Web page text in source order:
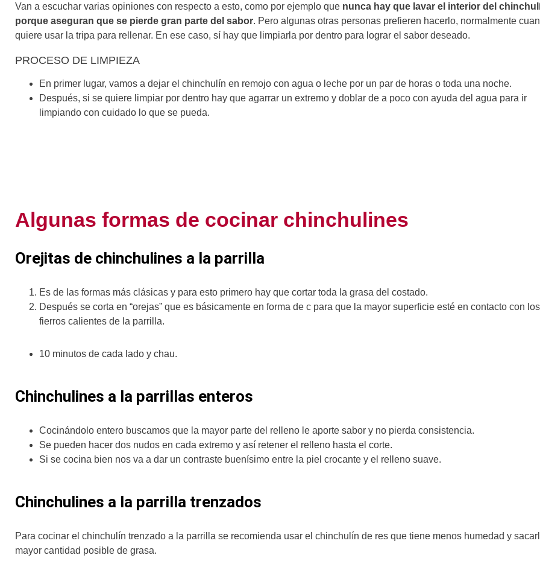
Van a escuchar varias opiniones con respecto a esto, como por ejemplo que nunca hay que lavar el interior del
porque aseguran que se pierde gran parte del sabor. Pero algunas otras personas prefieren hacerlo, normalmente
quiere usar la tripa para rellenar. En ese caso, sí hay que limpiarla por dentro para lograr el sabor deseado.
PROCESO DE LIMPIEZA
En primer lugar, vamos a dejar el chinchulín en remojo con agua o leche por un par de horas o toda una noche.
Después, si se quiere limpiar por dentro hay que agarrar un extremo y doblar de a poco con ayuda del agua para ir
limpiando con cuidado lo que se pueda.
Algunas formas de cocinar chinchulines
Orejitas de chinchulines a la parrilla
Es de las formas más clásicas y para esto primero hay que cortar toda la grasa del costado.
Después se corta en “orejas” que es básicamente en forma de c para que la mayor superficie esté en contacto con los
fierros calientes de la parrilla.
10 minutos de cada lado y chau.
Chinchulines a la parrillas enteros
Cocinándolo entero buscamos que la mayor parte del relleno le aporte sabor y no pierda consistencia.
Se pueden hacer dos nudos en cada extremo y así retener el relleno hasta el corte.
Si se cocina bien nos va a dar un contraste buenísimo entre la piel crocante y el relleno suave.
Chinchulines a la parrilla trenzados
Para cocinar el chinchulín trenzado a la parrilla se recomienda usar el chinchulín de res que tiene menos humedad y
mayor cantidad posible de grasa.